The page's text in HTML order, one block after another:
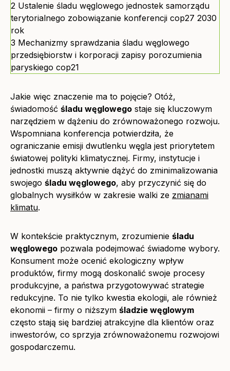
2 Ustalenie śladu węglowego jednostek samorządu
terytorialnego zobowiązanie konferencji cop27 2030
rok
3 Mechanizmy sprawdzania śladu węglowego
przedsiębiorstw i korporacji zapisy porozumienia
paryskiego cop21
Jakie więc znaczenie ma to pojęcie? Otóż,
świadomość śladu węglowego staje się kluczowym
narzędziem w dążeniu do zrównoważonego rozwoju.
Wspomniana konferencja potwierdziła, że
ograniczanie emisji dwutlenku węgla jest priorytetem
światowej polityki klimatycznej. Firmy, instytucje i
jednostki muszą aktywnie dążyć do zminimalizowania
swojego śladu węglowego, aby przyczynić się do
globalnych wysiłków w zakresie walki ze zmianami
klimatu.
W kontekście praktycznym, zrozumienie śladu
węglowego pozwala podejmować świadome wybory.
Konsument może ocenić ekologiczny wpływ
produktów, firmy mogą doskonalić swoje procesy
produkcyjne, a państwa przygotowywać strategie
redukcyjne. To nie tylko kwestia ekologii, ale również
ekonomii – firmy o niższym śladzie węglowym
często stają się bardziej atrakcyjne dla klientów oraz
inwestorów, co sprzyja zrównoważonemu rozwojowi
gospodarczemu.